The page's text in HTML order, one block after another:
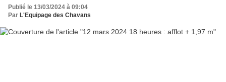
Publié le 13/03/2024 à 09:04
Par L'Equipage des Chavans